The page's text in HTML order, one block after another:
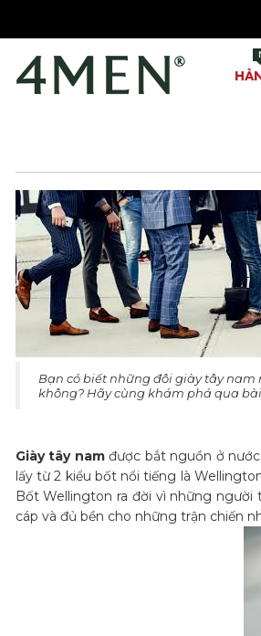
Bạn có biết những đôi giày tây
không? Hãy cùng khám phá qua
Giày tây namđược bắt nguồn ở nước
lấy từ 2 kiểu bốt nổi tiếng là
Bốt Wellington ra đời vì những
cáp và đủ bền cho những trận chiến